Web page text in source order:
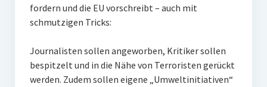
fordern und die EU vorschreibt – auch mit
schmutzigen Tricks:
Journalisten sollen angeworben, Kritiker sollen
bespitzelt und in die Nähe von Terroristen gerückt
werden. Zudem sollen eigene „Umweltinitiativen“